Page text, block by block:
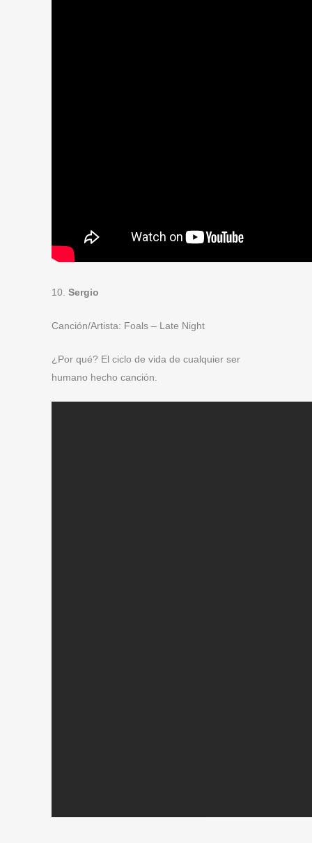
10. Sergio
Canción/Artista: Foals – Late Night
¿Por qué? El ciclo de vida de cualquier ser
humano hecho canción.